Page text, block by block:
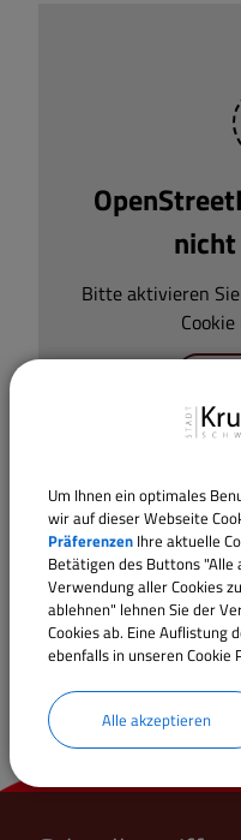
Bitte aktivieren
Um Ihnen ein optimales
wir auf dieser Webseite
Präferenzen Ihre aktuelle
Betätigen des Buttons
Verwendung aller Cookies
ablehnen" lehnen Sie der
Cookies ab. Eine Auflistung
ebenfalls in unseren Cookie
Alle akzeptieren